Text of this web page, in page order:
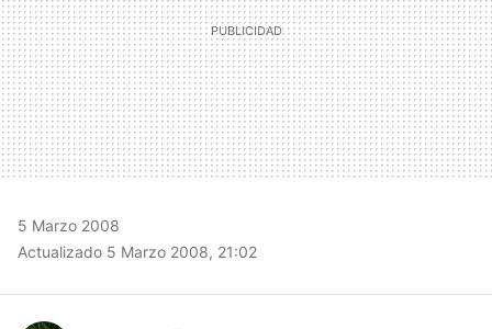
5 Marzo 2008
Actualizado 5 Marzo 2008, 21:02